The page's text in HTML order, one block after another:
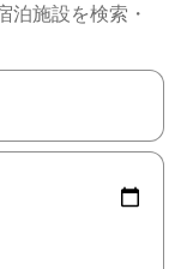
施設を検索・
を使って移動するか